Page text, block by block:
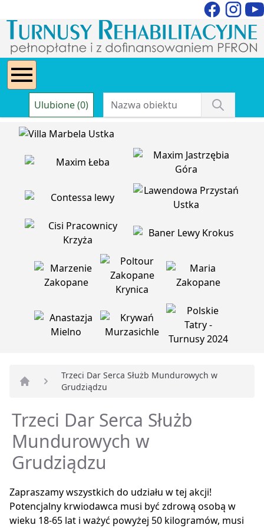
Ulubione (0)
Strona główna
Trzeci Dar Serca Służb Mundurowych w
Grudziądzu
Trzeci Dar Serca Służb
Mundurowych w
Grudziądzu
Zapraszamy wszystkich do udziału w tej akcji!
Potencjalny krwiodawca musi być zdrową osobą w
wieku 18-65 lat i ważyć powyżej 50 kilogramów, musi